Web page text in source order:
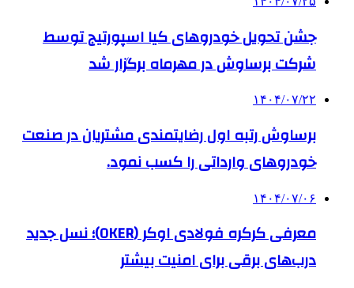
جشن تحویل خودروهای کیا اسپورتیج توسط
شرکت برساوش در مهرماه برگزار شد
۱۴۰۴/۰۷/۲۲
برساوش رتبه اول رضایتمندی مشتریان در صنعت
خودروهای وارداتی را کسب نمود.
۱۴۰۴/۰۷/۰۶
معرفی کرکره فولادی اوکر (OKER)؛ نسل جدید
درب‌های برقی برای امنیت بیشتر